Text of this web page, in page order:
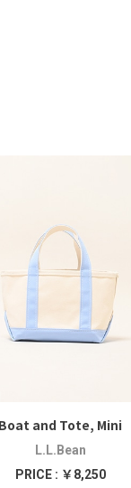
Boat and Tote, Mini
L.L.Bean
PRICE : ￥8,250